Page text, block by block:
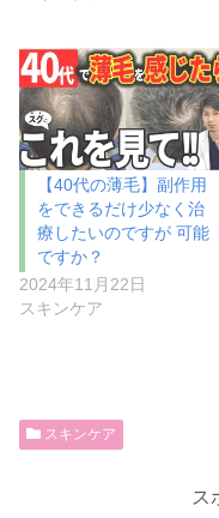
【40代の薄毛】副作用
をできるだけ少なく治
療したいのですが 可能
ですか？
2024年11月22日
スキンケア
スキンケア
ス